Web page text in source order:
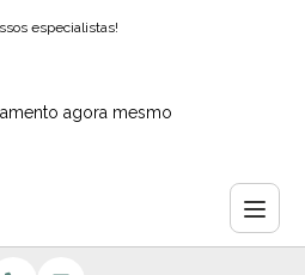
especialistas!
agora mesmo